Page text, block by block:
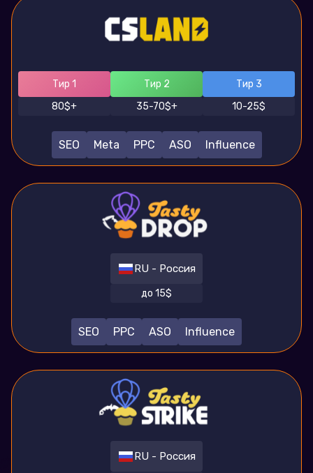
Тир 1
80$+
Тир 2
35-70$+
Тир 3
10-25$
SEO Meta PPC ASO Influence
RU - Россия
до 15$
SEO PPC ASO Influence
RU - Россия